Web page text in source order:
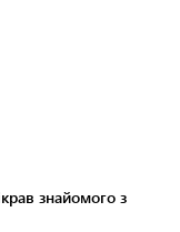
знайомого з